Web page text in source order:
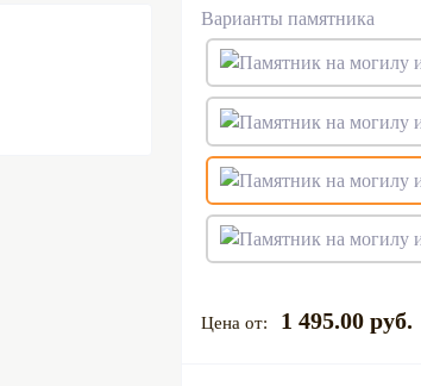
Варианты памятника
1 495.00 руб.